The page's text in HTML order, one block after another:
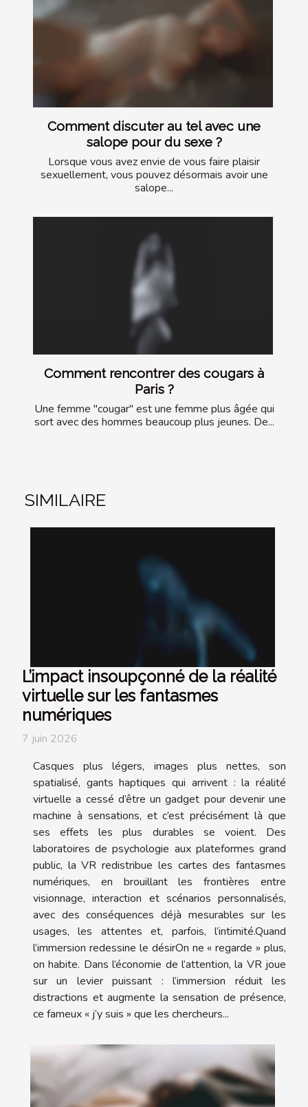
Comment discuter au tel avec une
salope pour du sexe ?
Lorsque vous avez envie de vous faire plaisir
sexuellement, vous pouvez désormais avoir une
salope...
Comment rencontrer des cougars à
Paris ?
Une femme "cougar" est une femme plus âgée qui
sort avec des hommes beaucoup plus jeunes. De...
SIMILAIRE
L’impact insoupçonné de la réalité
virtuelle sur les fantasmes
numériques
7 juin 2026
Casques plus légers, images plus nettes, son
spatialisé, gants haptiques qui arrivent : la réalité
virtuelle a cessé d’être un gadget pour devenir une
machine à sensations, et c’est précisément là que
ses effets les plus durables se voient. Des
laboratoires de psychologie aux plateformes grand
public, la VR redistribue les cartes des fantasmes
numériques, en brouillant les frontières entre
visionnage, interaction et scénarios personnalisés,
avec des conséquences déjà mesurables sur les
usages, les attentes et, parfois, l’intimité.Quand
l’immersion redessine le désirOn ne « regarde » plus,
on habite. Dans l’économie de l’attention, la VR joue
sur un levier puissant : l’immersion réduit les
distractions et augmente la sensation de présence,
ce fameux « j’y suis » que les chercheurs...